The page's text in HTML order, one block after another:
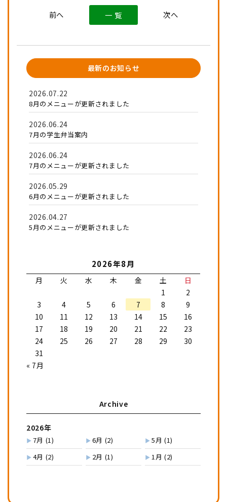
一 覧
最新のお知らせ
2026.07.22
8月のメニューが更新されました
2026.06.24
7月の学生弁当案内
2026.06.24
7月のメニューが更新されました
2026.05.29
6月のメニューが更新されました
2026.04.27
5月のメニューが更新されました
2026年8月
月 火 水 木 金 土 日
« 7月
1
2
3
4 5 6 7 8
9
10
11 12 13 14 15
16
17
18 19 20 21 22
23
24
25 26 27 28 29
30
31
Archive
2026年
7月 (1) 6月 (2) 5月 (1)
4月 (2) 2月 (1) 1月 (2)